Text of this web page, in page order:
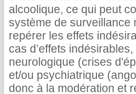
alcoolique, ce qui peut
système de surveillance
repérer les effets
cas d’effets
neurologique (crises
et/ou psychiatrique
donc à la modération et